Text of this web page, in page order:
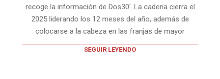
recoge la información de Dos30‘. La cadena cierra el
2025 liderando los 12 meses del año, además de
colocarse a la cabeza en las franjas de mayor
SEGUIR LEYENDO